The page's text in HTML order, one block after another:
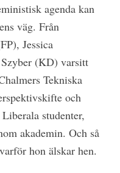
agenda kan
väg. Från
Jessica
(KD) varsitt
Tekniska
och
studenter,
akademin. Och så
hon älskar hen.